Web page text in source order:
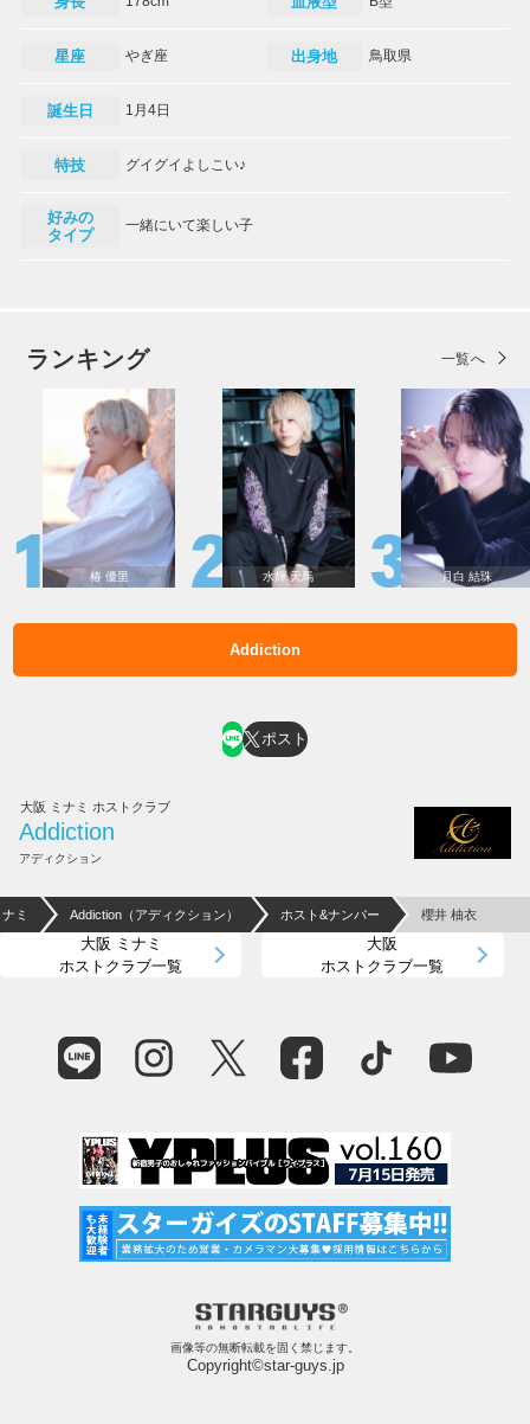
星座 やぎ座 出身地 鳥取県
誕生日 1月4日
特技 グイグイよしこい♪
好みの
タイプ
一緒にいて楽しい子
ランキング 一覧へ
椿 優里 水輝 天馬 月白 結珠
Addiction
ポスト
大阪 ミナミ ホストクラブ
Addiction
アディクション
ミ Addiction（アディクション） ホスト&ナンバー 櫻井 柚衣
大阪 ミナミ
ホストクラブ一覧
大阪
ホストクラブ一覧
画像等の無断転載を固く禁じます。
Copyright©star-guys.jp